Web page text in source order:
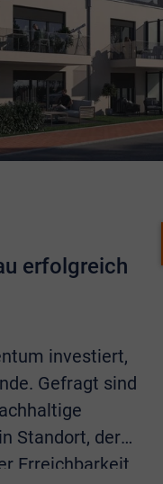
erfolgreich
investiert,
Gefragt sind
Standort, der
Erreichbarkeit